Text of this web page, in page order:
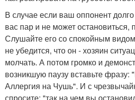
В случае если ваш оппонент
вас пар и не может остановиться,
Слушайте его со спокойным
не убедится, что он - хозяин
молчать. А потом громко и
возникшую паузу вставьте фразу:
Аллергия на Чушь". И с